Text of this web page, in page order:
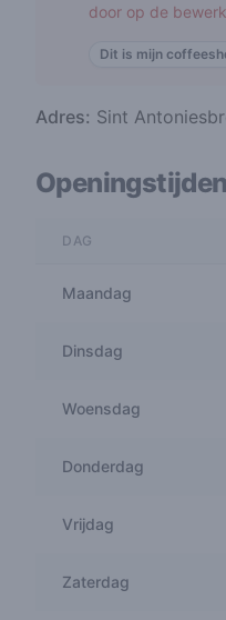
door op de
Dit is mijn
Adres: Sint
Openingstijden
DAG
Maandag
Dinsdag
Woensdag
Donderdag
Vrijdag
Zaterdag